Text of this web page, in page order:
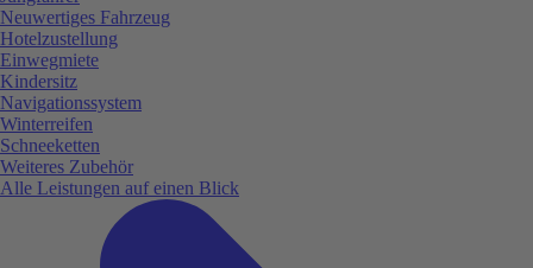
Neuwertiges Fahrzeug
Hotelzustellung
Einwegmiete
Kindersitz
Navigationssystem
Winterreifen
Schneeketten
Weiteres Zubehör
Alle Leistungen auf einen Blick